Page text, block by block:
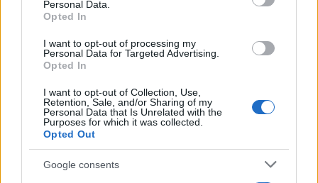
Personal Data.
Opted In
I want to opt-out of processing my
Personal Data for Targeted Advertising.
Opted In
I want to opt-out of Collection, Use,
Retention, Sale, and/or Sharing of my
Personal Data that Is Unrelated with the
Purposes for which it was collected.
Opted Out
Google consents
Πωλήτρια σε βρετανικό αεροδρόμιο η 46χρονη
που κατηγορείται για την υπόθεση της Marfin
06.08.2026